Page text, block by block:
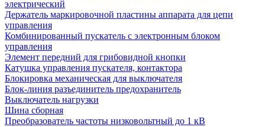
электрический
Держатель маркировочной пластины аппарата для цепи
управления
Комбинированный пускатель с электронным блоком
управления
Элемент передний для грибовидной кнопки
Катушка управления пускателя, контактора
Блокировка механическая для выключателя
Блок-линия разъединитель предохранитель
Выключатель нагрузки
Шина сборная
Преобразователь частоты низковольтный до 1 кВ